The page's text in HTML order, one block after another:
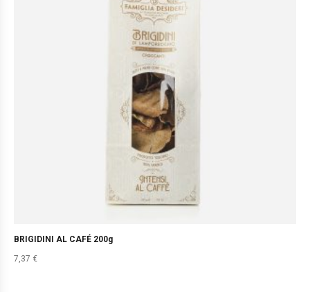
BRIGIDINI AL CAFÉ 200g
7,37 €